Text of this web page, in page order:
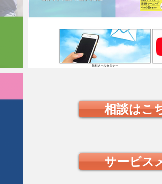
相談はこ
サービス